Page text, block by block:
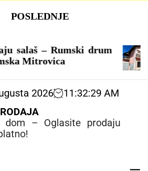
POSLEDNJE
– Rumski drum
Kuća
2026 11:32:30 AM
dom – Oglasite prodaju